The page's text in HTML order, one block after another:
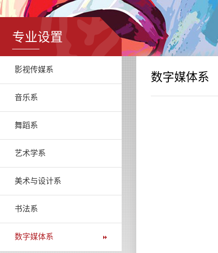
专业设置
影视传媒系
音乐系
舞蹈系
艺术学系
美术与设计系
书法系
数字媒体系
数字媒体系